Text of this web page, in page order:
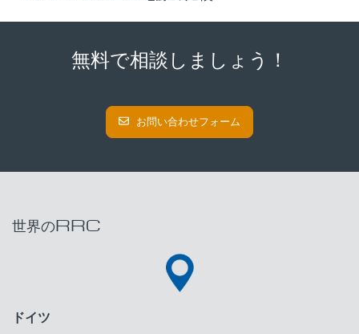
無料で相談しましょう！
お問い合わせフォーム
世界のRRC
ドイツ